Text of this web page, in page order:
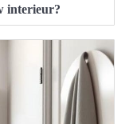
interieur?